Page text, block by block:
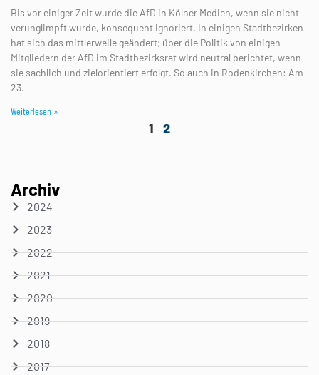
Bis vor einiger Zeit wurde die AfD in Kölner Medien, wenn sie nicht
verunglimpft wurde, konsequent ignoriert. In einigen Stadtbezirken
hat sich das mittlerweile geändert; über die Politik von einigen
Mitgliedern der AfD im Stadtbezirksrat wird neutral berichtet, wenn
sie sachlich und zielorientiert erfolgt. So auch in Rodenkirchen: Am
23.
Weiterlesen »
1 2
Archiv
2024
2023
2022
2021
2020
2019
2018
2017